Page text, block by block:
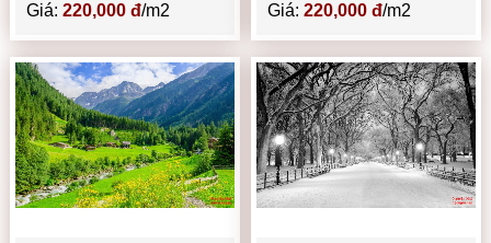
Giá:220,000 đ/m2 Giá: 220,000 đ/m2